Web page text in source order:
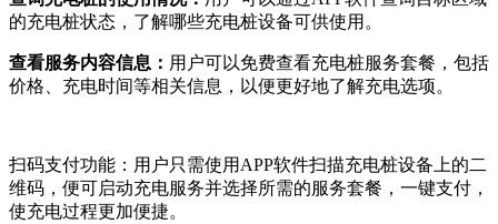
的充电桩状态，了解哪些充电桩设备可供使用。
查看服务内容信息 ： 用户可以免费查看充电桩服务套餐，包括
价格、充电时间等相关信息，以便更好地了解充电选项。
扫码支付功能 ：用户只需使用APP软件扫描充电桩设备上的二
维码，便可启动充电服务并选择所需的服务套餐，一键支付，
使充电过程更加便捷。